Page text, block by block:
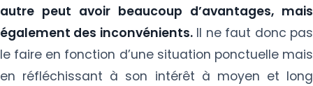
autre peut avoir beaucoup d’avantages, mais
également des inconvénients.Il ne faut donc pas
le faire en fonction d’une situation ponctuelle mais
en réfléchissant à son intérêt à moyen et long